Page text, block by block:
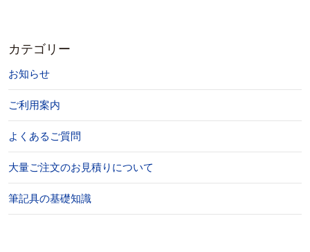
カテゴリー
お知らせ
ご利用案内
よくあるご質問
大量ご注文のお見積りについて
筆記具の基礎知識